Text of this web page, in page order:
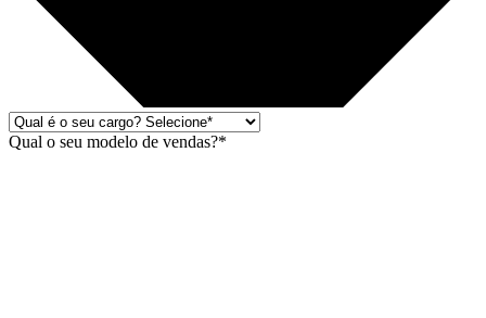
Qual o seu modelo de vendas?*